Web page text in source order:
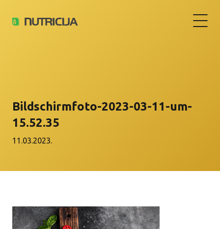
Bildschirm­foto-2023-03-11-um-
15.52.35
11.03.2023.